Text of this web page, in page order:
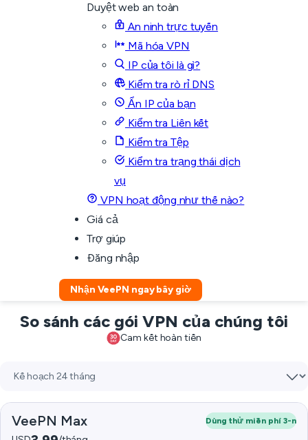
Duyệt web an toàn
An ninh trực tuyến
Mã hóa VPN
IP của tôi là gì?
Kiểm tra rò rỉ DNS
Ẩn IP của bạn
Kiểm tra Liên kết
Kiểm tra Tệp
Kiểm tra trạng thái dịch
vụ
VPN hoạt động như thế nào?
Giá cả
Trợ giúp
Đăng nhập
Nhận VeePN ngay bây giờ
So sánh các gói VPN của chúng tôi
Cam kết hoàn tiền
VeePN Max Dùng thử miễn phí 3-n